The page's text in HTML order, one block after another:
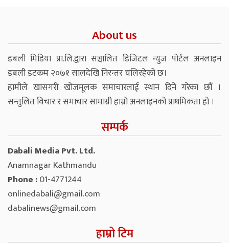
About us
डबली मिडिया प्रा.लि.द्वारा सञ्चालित डिजिटल न्युज पोर्टल अनलाइन
डबली डटकम २०७१ सालदेखि निरन्तर चलिरहेको छ।
हामीले खासगरी खोजमूलक समाचारलाई स्थान दिने गरेका छौं ।
सन्तुलित विचार र समाचार सामाग्री हाम्रो अनलाइनको प्राथमिकता हो ।
सम्पर्क
Dabali Media Pvt. Ltd.
Anamnagar Kathmandu
Phone :01-4771244
onlinedabali@gmail.com
dabalinews@gmail.com
हाम्रो टिम